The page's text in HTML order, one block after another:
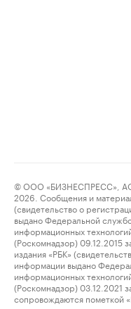
© ООО «БИЗНЕСПРЕСС»,
2026. Сообщения и
(свидетельство о
выдано Федеральной
информационных
(Роскомнадзор)
издания «РБК»
информации выдано
информационных
(Роскомнадзор)
сопровождаются пометкой